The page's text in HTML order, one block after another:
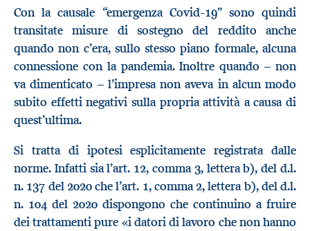
Con la causale “emergenza Covid-19” sono quindi
transitate misure di sostegno del reddito anche
quando non c’era, sullo stesso piano formale, alcuna
connessione con la pandemia. Inoltre quando – non
va dimenticato – l’impresa non aveva in alcun modo
subito effetti negativi sulla propria attività a causa di
quest’ultima.
Si tratta di ipotesi esplicitamente registrata dalle
norme. Infatti sia l’art. 12, comma 3, lettera b), del d.l.
n. 137 del 2020 che l’art. 1, comma 2, lettera b), del d.l.
n. 104 del 2020 dispongono che continuino a fruire
dei trattamenti pure «i datori di lavoro che non hanno